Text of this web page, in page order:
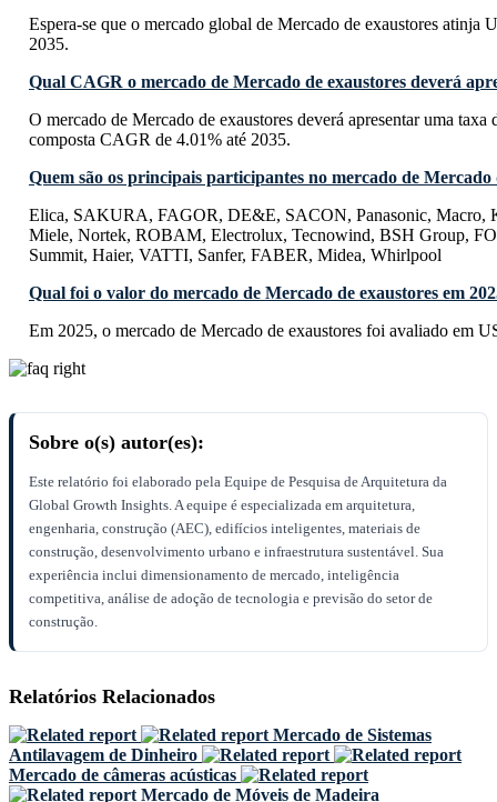
Espera-se que o mercado global de Mercado de exaustores atinja
2035.
Qual CAGR o mercado de Mercado de exaustores deverá
O mercado de Mercado de exaustores deverá apresentar uma taxa
composta CAGR de 4.01% até 2035.
Quem são os principais participantes no mercado de Mercado
Elica, SAKURA, FAGOR, DE&E, SACON, Panasonic, Macro,
Miele, Nortek, ROBAM, Electrolux, Tecnowind, BSH Group,
Summit, Haier, VATTI, Sanfer, FABER, Midea, Whirlpool
Qual foi o valor do mercado de Mercado de exaustores em
Em 2025, o mercado de Mercado de exaustores foi avaliado em
Sobre o(s) autor(es):
Este relatório foi elaborado pela Equipe de Pesquisa de Arquitetura da
Global Growth Insights. A equipe é especializada em arquitetura,
engenharia, construção (AEC), edifícios inteligentes, materiais de
construção, desenvolvimento urbano e infraestrutura sustentável. Sua
experiência inclui dimensionamento de mercado, inteligência
competitiva, análise de adoção de tecnologia e previsão do setor de
construção.
Relatórios Relacionados
Mercado de Sistemas
Antilavagem de Dinheiro
Mercado de câmeras acústicas
Mercado de Móveis de Madeira